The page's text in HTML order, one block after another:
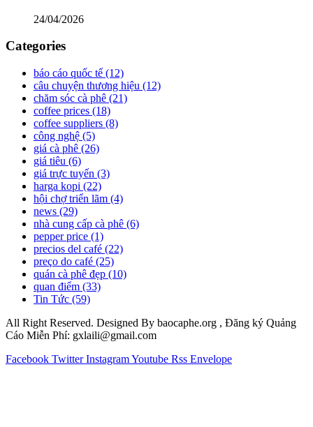
24/04/2026
Categories
báo cáo quốc tế (12)
câu chuyện thương hiệu (12)
chăm sóc cà phê (21)
coffee prices (18)
coffee suppliers (8)
công nghệ (5)
giá cà phê (26)
giá tiêu (6)
giá trực tuyến (3)
harga kopi (22)
hội chợ triển lãm (4)
news (29)
nhà cung cấp cà phê (6)
pepper price (1)
precios del café (22)
preço do café (25)
quán cà phê đẹp (10)
quan điểm (33)
Tin Tức (59)
All Right Reserved. Designed By baocaphe.org , Đăng ký Quảng
Cáo Miễn Phí: gxlaili@gmail.com
Facebook Twitter InstagramYoutube Rss Envelope